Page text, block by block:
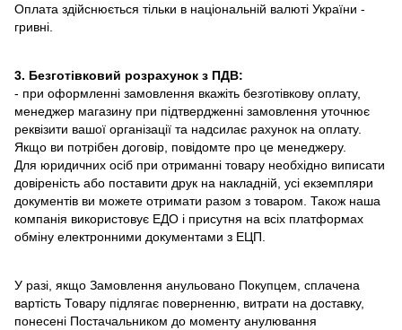
Оплата здійснюється тільки в національній валюті України -
гривні.
3. Безготівковий розрахунок з ПДВ:
- при оформленні замовлення вкажіть безготівкову оплату,
менеджер магазину при підтвердженні замовлення уточнює
реквізити вашої організації та надсилає рахунок на оплату.
Якщо ви потрібен договір, повідомте про це менеджеру.
Для юридичних осіб при отриманні товару необхідно виписати
довіреність або поставити друк на накладній, усі екземпляри
документів ви можете отримати разом з товаром. Також наша
компанія використовує ЕДО і присутня на всіх платформах
обміну електронними документами з ЕЦП.
У разі, якщо Замовлення анульовано Покупцем, сплачена
вартість Товару підлягає поверненню, витрати на доставку,
понесені Постачальником до моменту анулювання